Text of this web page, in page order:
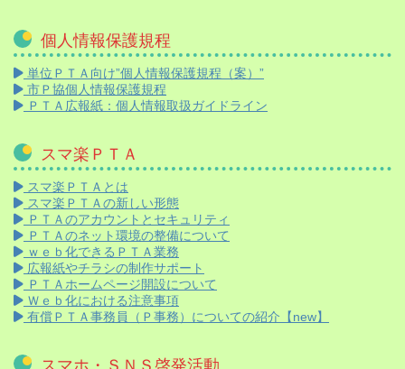
個人情報保護規程
単位ＰＴＡ向け”個人情報保護規程（案）”
市Ｐ協個人情報保護規程
ＰＴＡ広報紙：個人情報取扱ガイドライン
スマ楽ＰＴＡ
スマ楽ＰＴＡとは
スマ楽ＰＴＡの新しい形態
ＰＴＡのアカウントとセキュリティ
ＰＴＡのネット環境の整備について
ｗｅｂ化できるＰＴＡ業務
広報紙やチラシの制作サポート
ＰＴＡホームページ開設について
Ｗｅｂ化における注意事項
有償ＰＴＡ事務員（Ｐ事務）についての紹介【new】